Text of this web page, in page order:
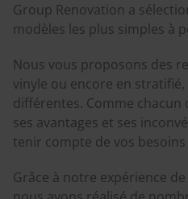
Group Renovation a
modèles les plus simples à
Nous vous proposons des
vinyle ou encore en
différentes. Comme chacun
ses avantages et ses
tenir compte de vos
Grâce à notre expérience